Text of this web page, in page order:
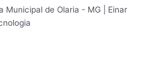
de Olaria - MG | Einar